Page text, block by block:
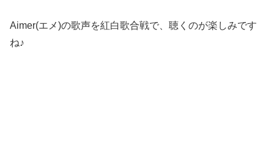
Aimer(エメ)の歌声を紅白歌合戦で、聴くのが楽しみです
ね♪